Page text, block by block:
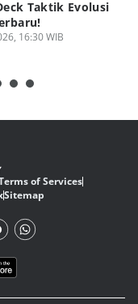
Taktik Evolusi
16:30 WIB
of Services
Sitemap